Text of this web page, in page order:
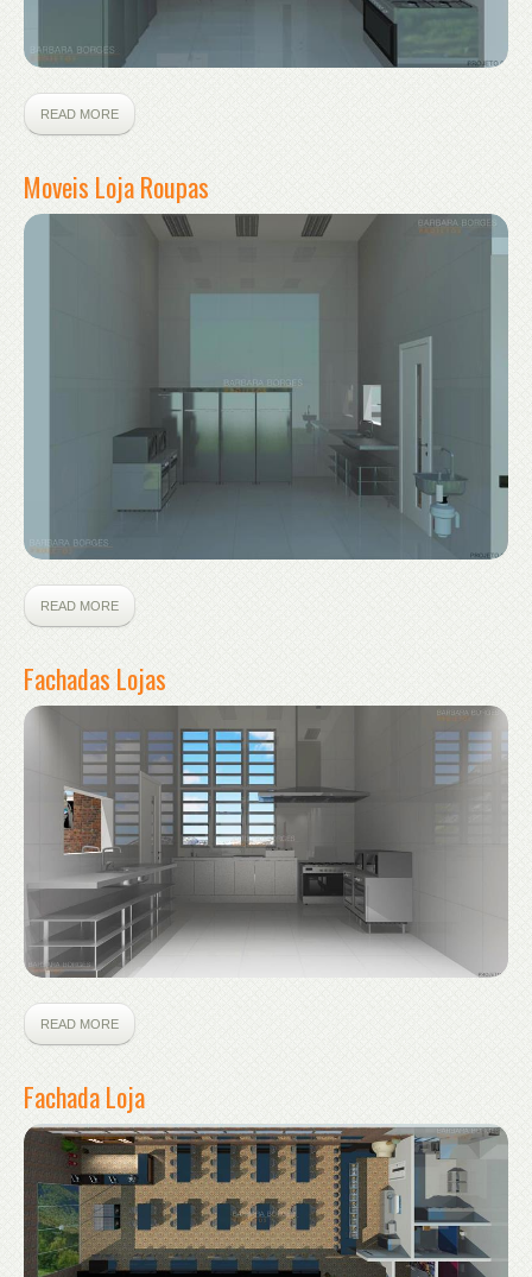
READ MORE
Moveis Loja Roupas
READ MORE
Fachadas Lojas
READ MORE
Fachada Loja